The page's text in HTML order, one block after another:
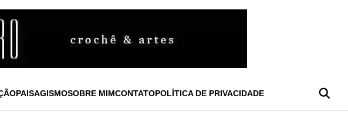
PAISAGISMOSOBRE MIMCONTATOPOLÍTICA DE PRIVACIDADE